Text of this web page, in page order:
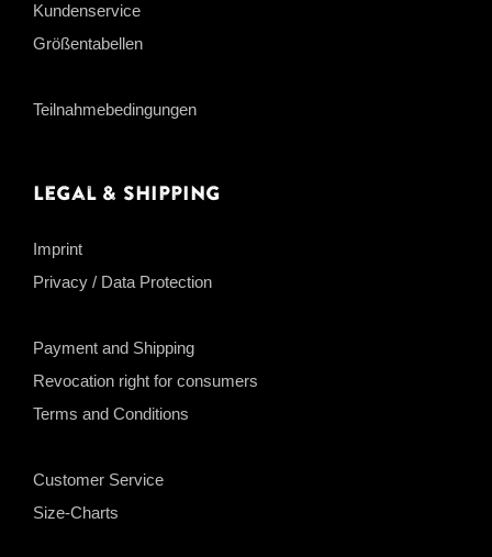
Kundenservice
Größentabellen
Teilnahmebedingungen
Legal & Shipping
Imprint
Privacy / Data Protection
Payment and Shipping
Revocation right for consumers
Terms and Conditions
Customer Service
Size-Charts